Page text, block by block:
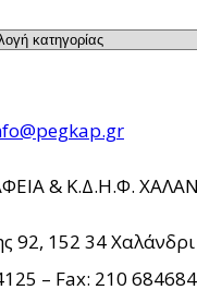
& Κ.Δ.Η.Φ.
92, 152 34 Χαλάνδρι
– Fax: 210